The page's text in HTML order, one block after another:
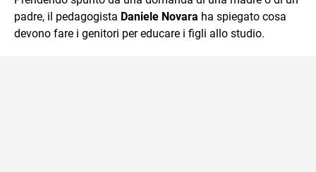
padre, il pedagogista Daniele Novara ha spiegato cosa
devono fare i genitori per educare i figli allo studio.